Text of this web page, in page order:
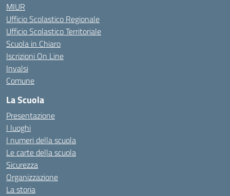
MIUR
Ufficio Scolastico Regionale
Ufficio Scolastico Territoriale
Scuola in Chiaro
Iscrizioni On Line
Invalsi
Comune
La Scuola
Presentazione
I luoghi
I numeri della scuola
Le carte della scuola
Sicurezza
Organizzazione
La storia